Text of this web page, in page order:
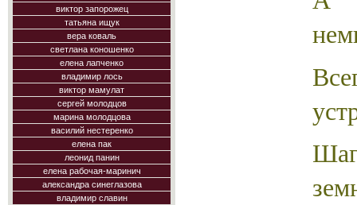
виктор запорожец
татьяна ищук
вера коваль
светлана коношенко
елена лапченко
владимир лось
виктор мамулат
сергей молодцов
марина молодцова
василий нестеренко
елена пак
леонид панин
елена рабочая-маринич
александра синеглазова
владимир славин